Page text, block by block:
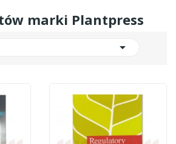
marki Plantpress
